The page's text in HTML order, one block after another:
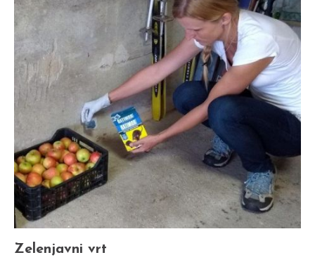
Zelenjavni vrt